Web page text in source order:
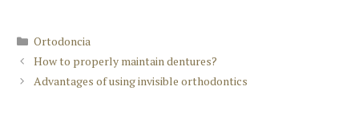
Categorías
Ortodoncia
How to properly maintain dentures?
Advantages of using invisible orthodontics